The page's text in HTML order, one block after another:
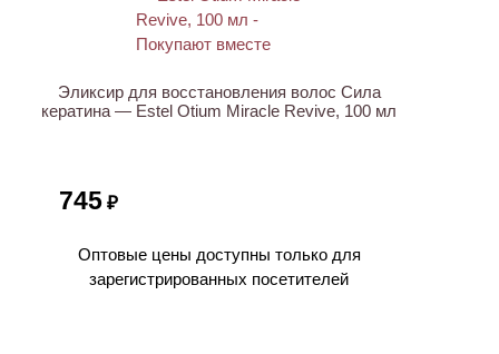
Эликсир для восстановления волос Сила
кератина — Estel Otium Miracle Revive, 100 мл
745 ₽
Оптовые цены доступны только для
зарегистрированных посетителей